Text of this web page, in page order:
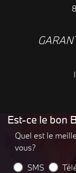
Est-ce le bon
Quel est le
vous?
SMS